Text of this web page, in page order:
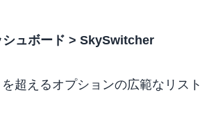
シュボード > SkySwitcher
超えるオプションの広範なリス